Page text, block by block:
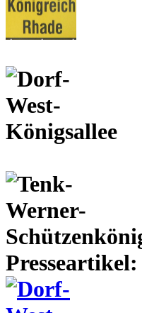
Presseartikel: